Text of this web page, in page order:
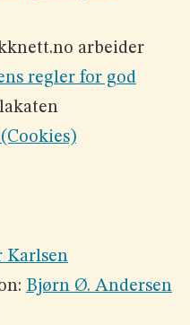
arbeider
regler for god
Karlsen
Bjørn Ø. Andersen